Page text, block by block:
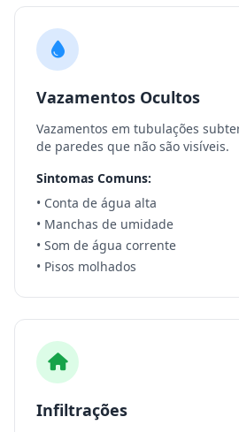
Vazamentos Ocultos
Vazamentos em tubulações
de paredes que não são visíveis.
Sintomas Comuns:
• Conta de água alta
• Manchas de umidade
• Som de água corrente
• Pisos molhados
Infiltrações